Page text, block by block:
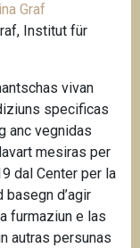
Graf
Institut für
vivan
specificas
anc vegnidas
mesiras per
dal Center per la
basegn d’agir
furmaziun e las
autras persunas